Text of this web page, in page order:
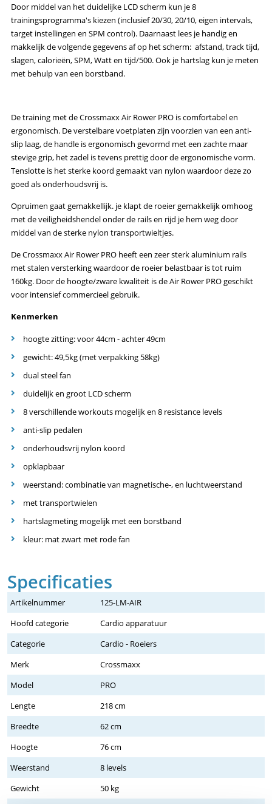
Door middel van het duidelijke LCD scherm kun je 8
trainingsprogramma's kiezen (inclusief 20/30, 20/10, eigen intervals,
target instellingen en SPM control). Daarnaast lees je handig en
makkelijk de volgende gegevens af op het scherm: afstand, track tijd,
slagen, calorieën, SPM, Watt en tijd/500. Ook je hartslag kun je meten
met behulp van een borstband.
De training met de Crossmaxx Air Rower PRO is comfortabel en
ergonomisch. De verstelbare voetplaten zijn voorzien van een anti-
slip laag, de handle is ergonomisch gevormd met een zachte maar
stevige grip, het zadel is tevens prettig door de ergonomische vorm.
Tenslotte is het sterke koord gemaakt van nylon waardoor deze zo
goed als onderhoudsvrij is.
Opruimen gaat gemakkellijk. je klapt de roeier gemakkelijk omhoog
met de veiligheidshendel onder de rails en rijd je hem weg door
middel van de sterke nylon transportwieltjes.
De Crossmaxx Air Rower PRO heeft een zeer sterk aluminium rails
met stalen versterking waardoor de roeier belastbaar is tot ruim
160kg. Door de hoogte/zware kwaliteit is de Air Rower PRO geschikt
voor intensief commercieel gebruik.
Kenmerken
hoogte zitting: voor 44cm - achter 49cm
gewicht: 49,5kg (met verpakking 58kg)
dual steel fan
duidelijk en groot LCD scherm
8 verschillende workouts mogelijk en 8 resistance levels
anti-slip pedalen
onderhoudsvrij nylon koord
opklapbaar
weerstand: combinatie van magnetische-, en luchtweerstand
met transportwielen
hartslagmeting mogelijk met een borstband
kleur: mat zwart met rode fan
Specificaties
Artikelnummer
125-LM-AIR
Hoofd categorie
Cardio apparatuur
Categorie
Cardio - Roeiers
Merk
Crossmaxx
Model
PRO
Lengte
218 cm
Breedte
62 cm
Hoogte
76 cm
Weerstand
8 levels
Gewicht
50 kg